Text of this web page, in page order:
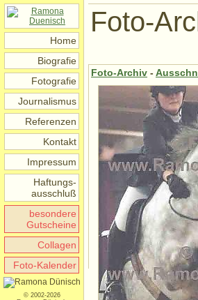
Home
Biografie
Fotografie
Journalismus
Referenzen
Kontakt
Impressum
Haftungs-
ausschluß
besondere
Gutscheine
Collagen
Foto-Kalender
© 2002-2026
Foto-
Foto-Archiv -